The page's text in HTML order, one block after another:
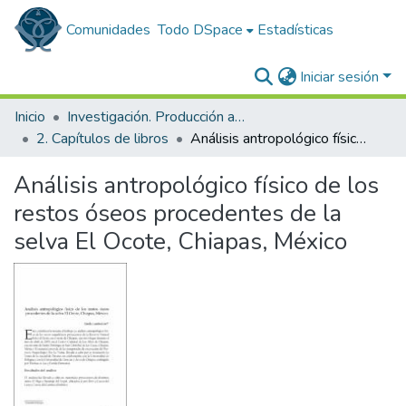
Comunidades Todo DSpace Estadísticas
Iniciar sesión
Inicio
Investigación. Producción académica
2. Capítulos de libros
Análisis antropológico físico de los restos óseos procedentes de la selva El Ocote, Chiapas, México
Análisis antropológico físico de los
restos óseos procedentes de la
selva El Ocote, Chiapas, México